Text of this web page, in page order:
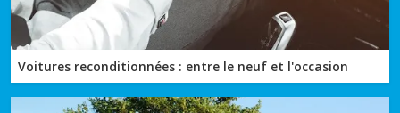
Voitures reconditionnées : entre le neuf et l'occasion